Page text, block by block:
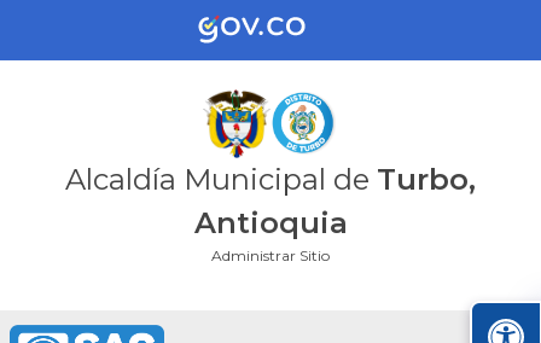
Alcaldía Municipal de Turbo,
Antioquia
Administrar Sitio